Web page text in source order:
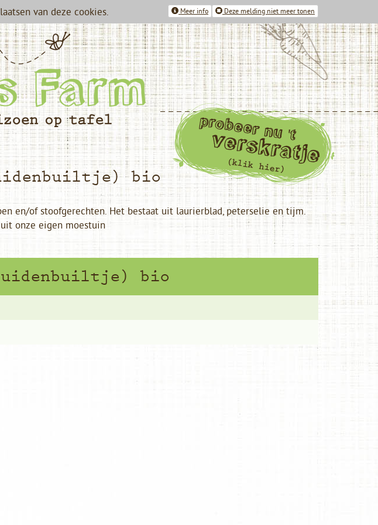
van deze cookies. Deze melding niet meer tonen
Meer info
bio
en/of stoofgerechten. Het bestaat uit laurierblad, peterselie en tijm.
onze eigen moestuin
bio